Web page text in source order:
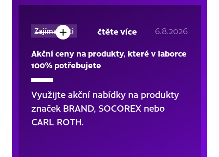
Zajímavosti 6.8.2026
Akční ceny na produkty, které v laborce
100% potřebujete
Využijte akční nabídky na produkty
značek BRAND, SOCOREX nebo
CARL ROTH.
čtěte více